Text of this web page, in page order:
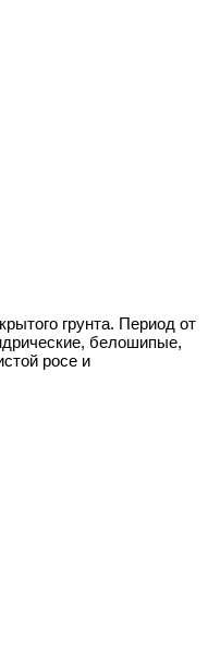
грунта. Период от
белошипые,
росе и